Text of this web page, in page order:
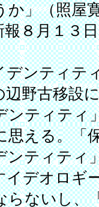
か」（照屋
報８月１３
ンティテ
辺野古移設
ンティティ
思える。「
ンティティ
イデオロギ
らないし、